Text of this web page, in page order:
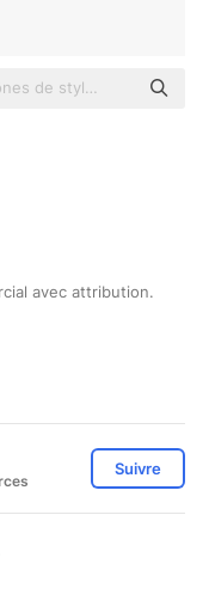
avec attribution.
Suivre